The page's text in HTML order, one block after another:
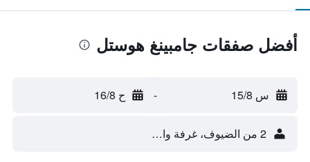
أفضل صفقات جامبينغ هوستل
س 15/8 - ح 16/8
2 من الضيوف، غرفة واحدة